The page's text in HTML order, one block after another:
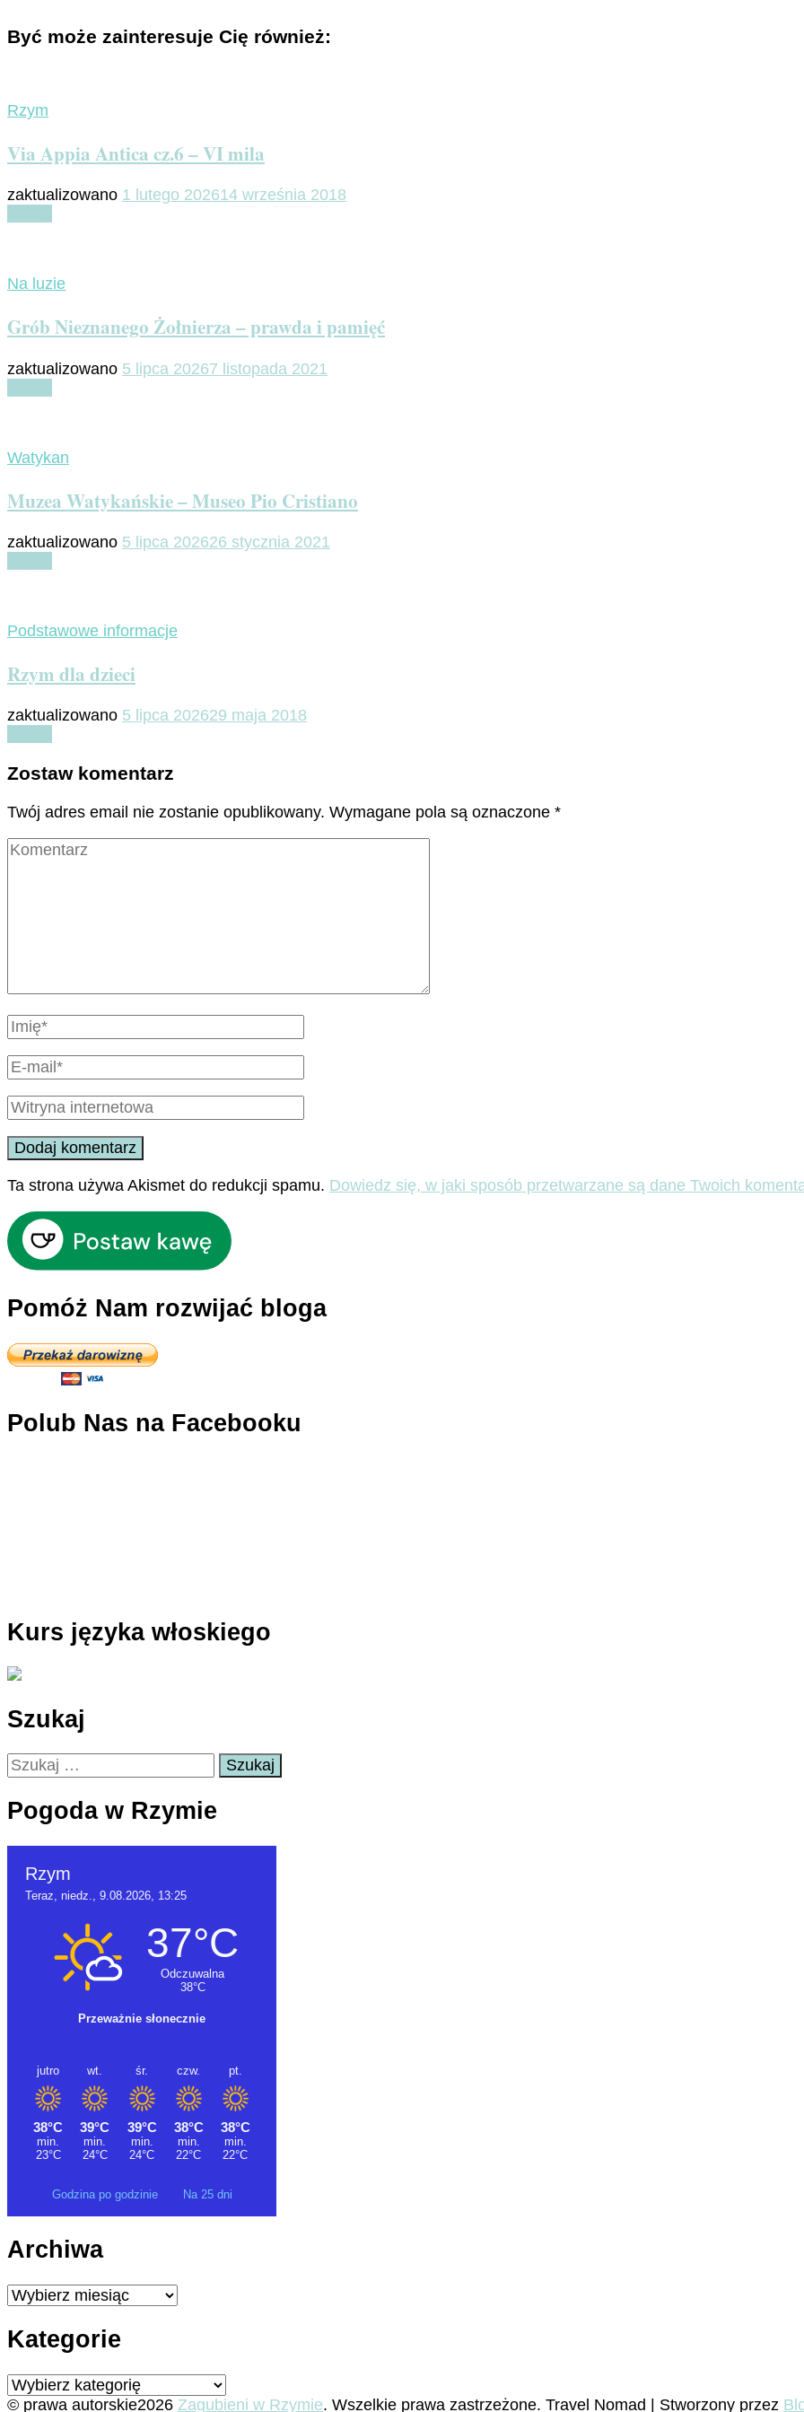
Być może zainteresuje Cię również:
Rzym
Via Appia Antica cz.6 – VI mila
zaktualizowano 1 lutego 202614 września 2018
Na luzie
Grób Nieznanego Żołnierza – prawda i pamięć
zaktualizowano 5 lipca 20267 listopada 2021
Watykan
Muzea Watykańskie – Museo Pio Cristiano
zaktualizowano 5 lipca 202626 stycznia 2021
Podstawowe informacje
Rzym dla dzieci
zaktualizowano 5 lipca 202629 maja 2018
Zostaw komentarz
Twój adres email nie zostanie opublikowany. Wymagane pola są oznaczone *
Ta strona używa Akismet do redukcji spamu. Dowiedz się, w jaki sposób przetwarzane są dane Twoich
Pomóż Nam rozwijać bloga
Polub Nas na Facebooku
Kurs języka włoskiego
Szukaj
Szukaj:
Pogoda w Rzymie
Godzina po godzinie Na 25 dni
Archiwa
Archiwa
Kategorie
Kategorie
© prawa autorskie2026 Zagubieni w Rzymie. Wszelkie prawa zastrzeżone. Travel Nomad | Stworzony przez